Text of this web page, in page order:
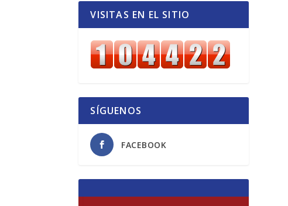
VISITAS EN EL SITIO
SÍGUENOS
FACEBOOK